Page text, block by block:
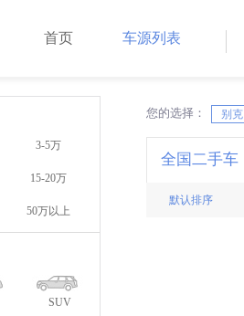
首页 车源列表
3-5万
15-20万
50万以上
SUV
您的选择： 别克
X X
全国二手车
默认排序